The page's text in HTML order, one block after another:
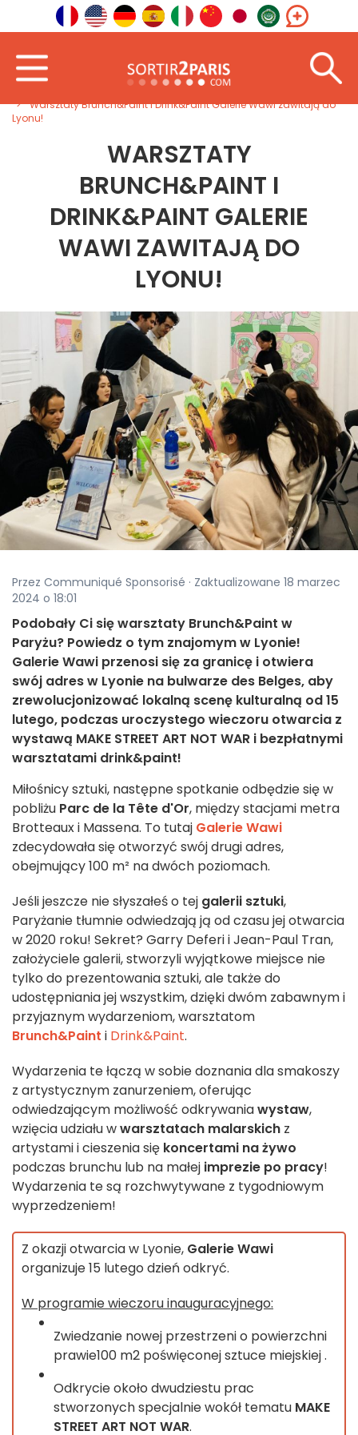
Warsztaty Brunch&Paint i Drink&Paint Galerie Wawi zawitają do
Lyonu!
WARSZTATY
BRUNCH&PAINT I
DRINK&PAINT GALERIE
WAWI ZAWITAJĄ DO
LYONU!
Przez Communiqué Sponsorisé · Zaktualizowane 18 marzec
2024 o 18:01
Podobały Ci się warsztaty Brunch&Paint w
Paryżu? Powiedz o tym znajomym w Lyonie!
Galerie Wawi przenosi się za granicę i otwiera
swój adres w Lyonie na bulwarze des Belges, aby
zrewolucjonizować lokalną scenę kulturalną od 15
lutego, podczas uroczystego wieczoru otwarcia z
wystawą MAKE STREET ART NOT WAR i bezpłatnymi
warsztatami drink&paint!
Miłośnicy sztuki, następne spotkanie odbędzie się w
pobliżu Parc de la Tête d'Or, między stacjami metra
Brotteaux i Massena. To tutaj Galerie Wawi
zdecydowała się otworzyć swój drugi adres,
obejmujący 100 m² na dwóch poziomach.
Jeśli jeszcze nie słyszałeś o tej galerii sztuki,
Paryżanie tłumnie odwiedzają ją od czasu jej otwarcia
w 2020 roku! Sekret? Garry Deferi i Jean-Paul Tran,
założyciele galerii, stworzyli wyjątkowe miejsce nie
tylko do prezentowania sztuki, ale także do
udostępniania jej wszystkim, dzięki dwóm zabawnym i
przyjaznym wydarzeniom, warsztatom
Brunch&Paint i Drink&Paint.
Wydarzenia te łączą w sobie doznania dla smakoszy
z artystycznym zanurzeniem, oferując
odwiedzającym możliwość odkrywaniawystaw,
wzięcia udziału wwarsztatach malarskich z
artystami i cieszenia się koncertami na żywo
podczas brunchu lub na małej imprezie po pracy!
Wydarzenia te są rozchwytywane z tygodniowym
wyprzedzeniem!
Z okazji otwarcia w Lyonie, Galerie Wawi
organizuje 15 lutego dzień odkryć.
W programie wieczoru inauguracyjnego:
Zwiedzanie nowej przestrzeni o powierzchni
prawie100 m2 poświęconej sztuce miejskiej.
Odkrycie około dwudziestu prac
stworzonych specjalnie wokół tematu MAKE
STREET ART NOT WAR.